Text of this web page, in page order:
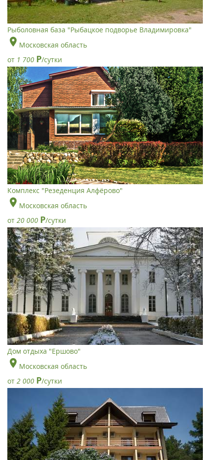
Рыболовная база "Рыбацкое подворье Владимировка"
Московская область
от 1 700 Р/сутки
Комплекс "Резеденция Алфёрово"
Московская область
от 20 000 Р/сутки
Дом отдыха "Ершово"
Московская область
от 2 000 Р/сутки